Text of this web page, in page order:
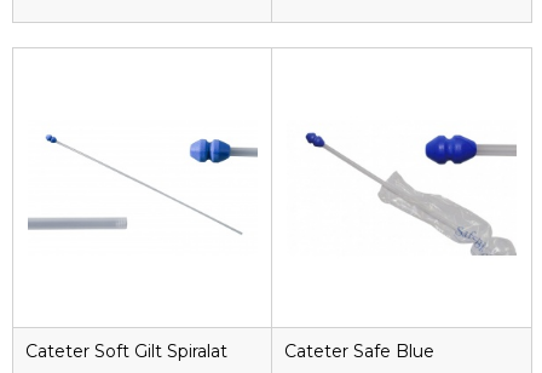
Cateter Soft Gilt Spiralat Cateter Safe Blue